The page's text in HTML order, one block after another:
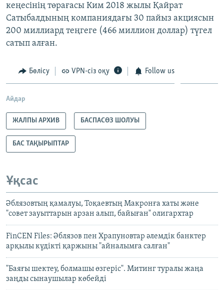
кеңесінің төрағасы Ким 2018 жылы Қайрат
Сатыбалдының компаниядағы 30 пайыз акциясын
200 миллиард теңгеге (466 миллион доллар) түгел
сатып алған.
Бөлісу VPN-сіз оқу Follow us
Айдар
ЖАЛПЫ АРХИВ БАСПАСӨЗ ШОЛУЫ
БАС ТАҚЫРЫПТАР
Ұқсас
Әблязовтың қамалуы, Тоқаевтың Макронға хаты және
"совет зауыттарын арзан алып, байыған" олигархтар
FinCEN Files: Әблязов пен Храпуновтар әлемдік банктер
арқылы күдікті қаржыны "айналымға салған"
"Баяғы шектеу, болмашы өзгеріс". Митинг туралы жаңа
заңды сынаушылар көбейді